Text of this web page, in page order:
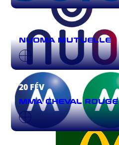
NUOMA MUTUELLE
20 FÉV
MMA CHEVAL ROUGE